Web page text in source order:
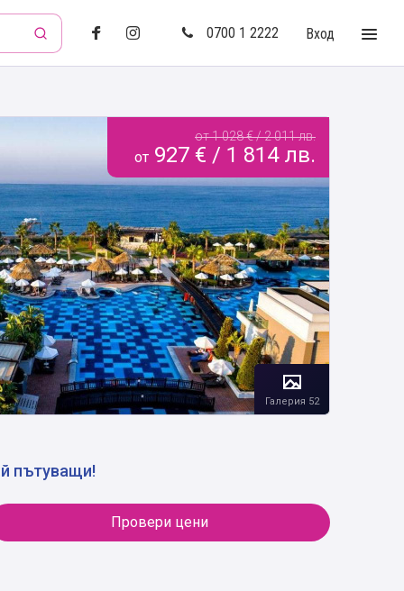
0700 1 2222
Вход
от 1 028 € / 2 011 лв.
от 927 € / 1 814 лв.
Галерия 52
пътуващи!
Провери цени